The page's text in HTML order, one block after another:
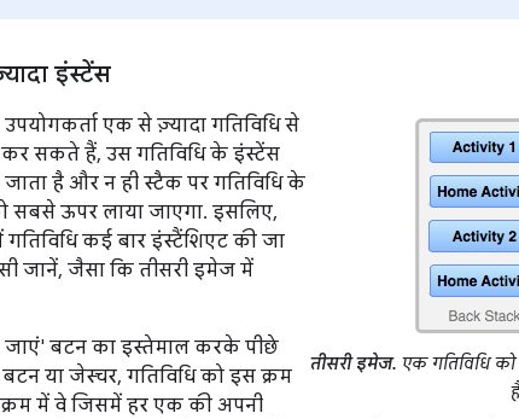
इंस्टेंस
तीसरी इमेज. एक गतिविधि
एक से ज़्यादा गतिविधि से
सकते हैं, उस गतिविधि के इंस्टेंस
है और न ही स्टैक पर गतिविधि के
सबसे ऊपर लाया जाएगा. इसलिए,
कई बार इंस्टैंशिएट की जा
जानें, जैसा कि तीसरी इमेज में
जाएं' बटन का इस्तेमाल करके पीछे
या जेस्चर, गतिविधि को इस क्रम
में वे जिसमें हर एक की अपनी